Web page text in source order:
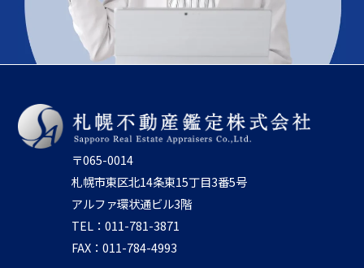
〒065-0014
札幌市東区北14条東15丁目3番5号
アルファ環状通ビル3階
TEL：011-781-3871
FAX：011-784-4993